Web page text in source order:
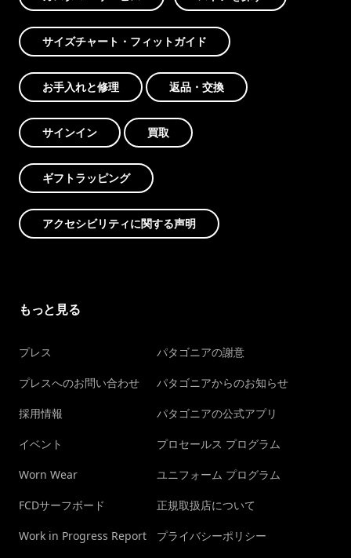
サイズチャート・フィットガイド
お手入れと修理 返品・交換
サインイン 買取
ギフトラッピング
アクセシビリティに関する声明
もっと見る
プレス
プレスへのお問い合わせ
採用情報
イベント
Worn Wear
FCDサーフボード
Work in Progress Report
パタゴニアの謝意
パタゴニアからのお知らせ
パタゴニアの公式アプリ
プロセールス プログラム
ユニフォーム プログラム
正規取扱店について
プライバシーポリシー